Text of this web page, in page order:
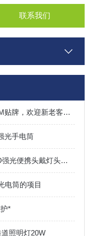
联系我们
JW7112/HP同款已量产，可OEM贴牌，欢迎新老客户订购！
光手电筒
员佩戴式照明灯 用固态微型LED强光便携头戴灯头盔灯
电筒的项目
*
照明灯20W